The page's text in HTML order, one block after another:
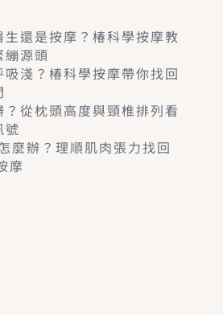
還是按摩？椿科學按摩教
繃源頭
淺？椿科學按摩帶你找回
從枕頭高度與頸椎排列看
號
麼辦？理順肌肉張力找回
摩